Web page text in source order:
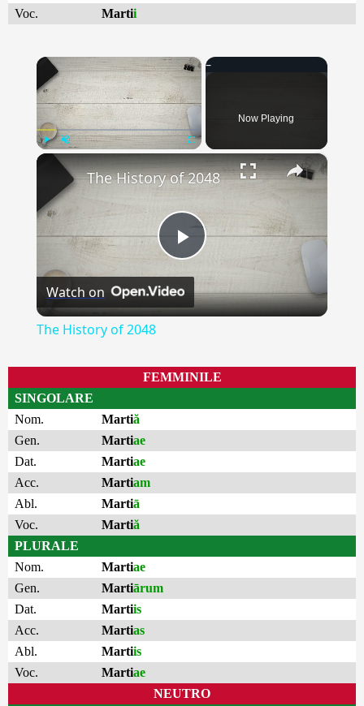
Voc.
Martii
×
Play
Now Playing
×
Play
Video
The History of 2048
Watch on
The History of 2048
FEMMINILE
SINGOLARE
Nom.
Martiă
Gen.
Martiae
Dat.
Martiae
Acc.
Martiam
Abl.
Martiā
Voc.
Martiă
PLURALE
Nom.
Martiae
Gen.
Martiārum
Dat.
Martiis
Acc.
Martias
Abl.
Martiis
Voc.
Martiae
NEUTRO